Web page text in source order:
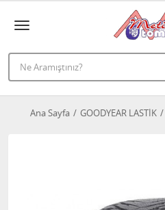
Ana Sayfa GOODYEAR LASTİK